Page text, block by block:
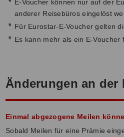
* E-Voucher können nur auf der
anderer Reisebüros eingelöst
* Für Eurostar-E-Voucher gelten
* Es kann mehr als ein E-
Änderungen an der
Einmal abgezogene Meilen
Sobald Meilen für eine Prämie